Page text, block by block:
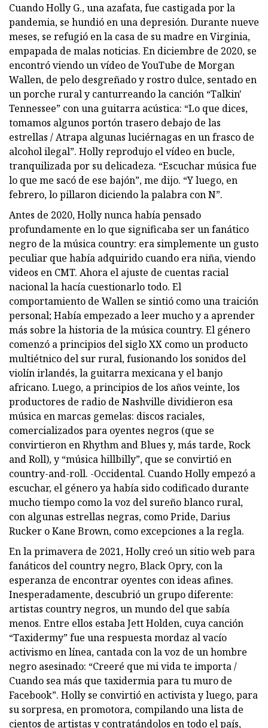
Cuando Holly G., una azafata, fue castigada por la
pandemia, se hundió en una depresión. Durante nueve
meses, se refugió en la casa de su madre en Virginia,
empapada de malas noticias. En diciembre de 2020, se
encontró viendo un vídeo de YouTube de Morgan
Wallen, de pelo desgreñado y rostro dulce, sentado en
un porche rural y canturreando la canción “Talkin'
Tennessee” con una guitarra acústica: “Lo que dices,
tomamos algunos portón trasero debajo de las
estrellas / Atrapa algunas luciérnagas en un frasco de
alcohol ilegal”. Holly reprodujo el vídeo en bucle,
tranquilizada por su delicadeza. “Escuchar música fue
lo que me sacó de ese bajón”, me dijo. “Y luego, en
febrero, lo pillaron diciendo la palabra con N”.
Antes de 2020, Holly nunca había pensado
profundamente en lo que significaba ser un fanático
negro de la música country: era simplemente un gusto
peculiar que había adquirido cuando era niña, viendo
videos en CMT. Ahora el ajuste de cuentas racial
nacional la hacía cuestionarlo todo. El
comportamiento de Wallen se sintió como una traición
personal; Había empezado a leer mucho y a aprender
más sobre la historia de la música country. El género
comenzó a principios del siglo XX como un producto
multiétnico del sur rural, fusionando los sonidos del
violín irlandés, la guitarra mexicana y el banjo
africano. Luego, a principios de los años veinte, los
productores de radio de Nashville dividieron esa
música en marcas gemelas: discos raciales,
comercializados para oyentes negros (que se
convirtieron en Rhythm and Blues y, más tarde, Rock
and Roll), y “música hillbilly”, que se convirtió en
country-and-roll. -Occidental. Cuando Holly empezó a
escuchar, el género ya había sido codificado durante
mucho tiempo como la voz del sureño blanco rural,
con algunas estrellas negras, como Pride, Darius
Rucker o Kane Brown, como excepciones a la regla.
En la primavera de 2021, Holly creó un sitio web para
fanáticos del country negro, Black Opry, con la
esperanza de encontrar oyentes con ideas afines.
Inesperadamente, descubrió un grupo diferente:
artistas country negros, un mundo del que sabía
menos. Entre ellos estaba Jett Holden, cuya canción
“Taxidermy” fue una respuesta mordaz al vacío
activismo en línea, cantada con la voz de un hombre
negro asesinado: “Creeré que mi vida te importa /
Cuando sea más que taxidermia para tu muro de
Facebook”. Holly se convirtió en activista y luego, para
su sorpresa, en promotora, compilando una lista de
cientos de artistas y contratándolos en todo el país,